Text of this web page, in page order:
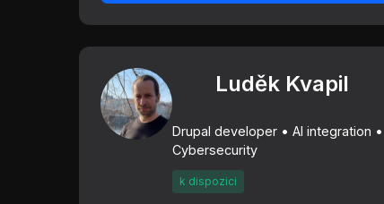
Luděk Kvapil
Drupal developer • AI integration •
Cybersecurity
k dispozici